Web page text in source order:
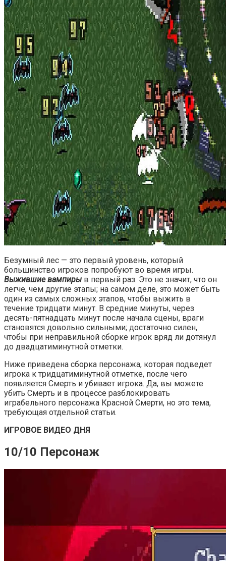
Безумный лес — это первый уровень, который
большинство игроков попробуют во время игры.
Выжившие вампиры в первый раз. Это не значит, что он
легче, чем другие этапы; на самом деле, это может быть
один из самых сложных этапов, чтобы выжить в
течение тридцати минут. В средние минуты, через
десять-пятнадцать минут после начала сцены, враги
становятся довольно сильными; достаточно силен,
чтобы при неправильной сборке игрок вряд ли дотянул
до двадцатиминутной отметки.
Ниже приведена сборка персонажа, которая подведет
игрока к тридцатиминутной отметке, после чего
появляется Смерть и убивает игрока. Да, вы можете
убить Смерть и в процессе разблокировать
играбельного персонажа Красной Смерти, но это тема,
требующая отдельной статьи.
ИГРОВОЕ ВИДЕО ДНЯ
10/10 Персонаж